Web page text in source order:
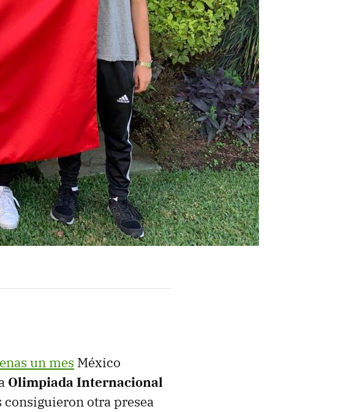
un mes México
Olimpiada Internacional
consiguieron otra presea